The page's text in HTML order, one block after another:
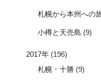
札幌から本州への
小樽と天売島 (9)
2017年 (196)
札幌・十勝 (9)